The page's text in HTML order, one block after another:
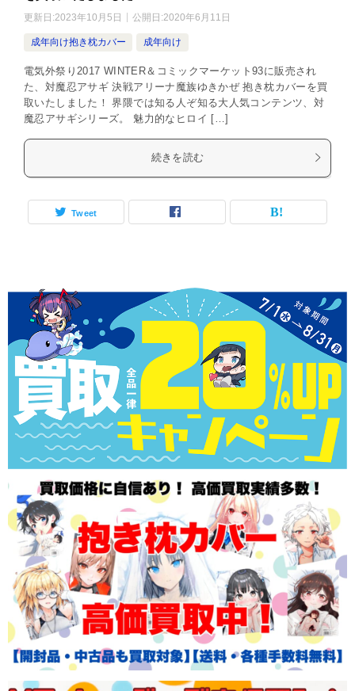
更新日:2023年10月5日 公開日:2020年6月11日
成年向け抱き枕カバー 成年向け
電気外祭り2017 WINTER＆コミックマーケット93に販売され
た、対魔忍アサギ 決戦アリーナ魔族ゆきかぜ 抱き枕カバーを買
取いたしました！ 界隈では知る人ぞ知る大人気コンテンツ、対
魔忍アサギシリーズ。 魅力的なヒロイ […]
続きを読む
Tweet